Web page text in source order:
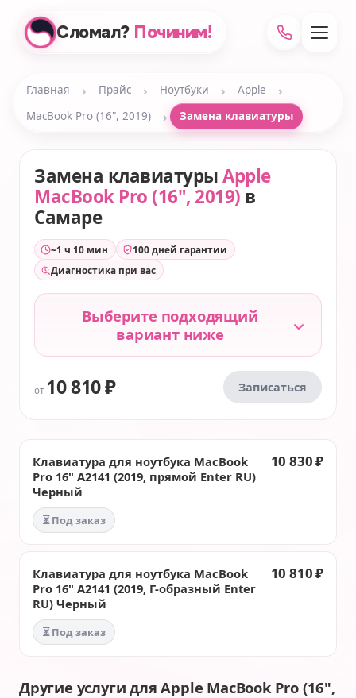
Сломал? Починим!
Главная › Прайс › Ноутбуки › Apple ›
MacBook Pro (16", 2019) › Замена клавиатуры
Замена клавиатурыApple
MacBook Pro (16", 2019) в
Самаре
~1 ч 10 мин
100 дней гарантии
Диагностика при вас
Выберите подходящий
вариант ниже
от 10 810 ₽ Записаться
Клавиатура для ноутбука MacBook
Pro 16" A2141 (2019, прямой Enter RU)
Черный
10 830 ₽
⏳ Под заказ
Клавиатура для ноутбука MacBook
Pro 16" A2141 (2019, Г-образный Enter
RU) Черный
10 810 ₽
⏳ Под заказ
Другие услуги для Apple MacBook Pro (16",